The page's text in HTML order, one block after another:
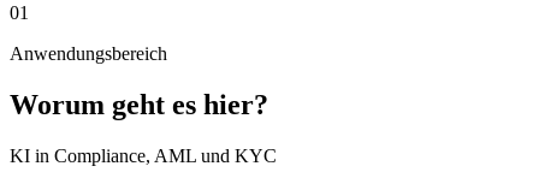
01
Anwendungsbereich
Worum geht es hier?
KI in Compliance, AML und KYC